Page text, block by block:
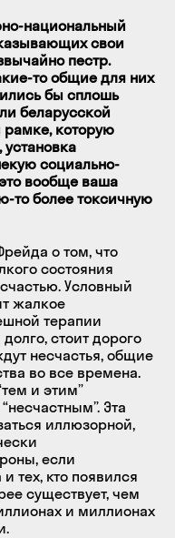
национальный
свои
пестр.
то общие для них
бы сплошь
беларусской
рамке, которую
социально-
вообще ваша
то более токсичную
о том, что
состояния
Условный
жалкое
терапии
стоит дорого
несчастья, общие
во все времена.
и этим”
Эта
иллюзорной,
если
тех, кто появился
существует, чем
и миллионах